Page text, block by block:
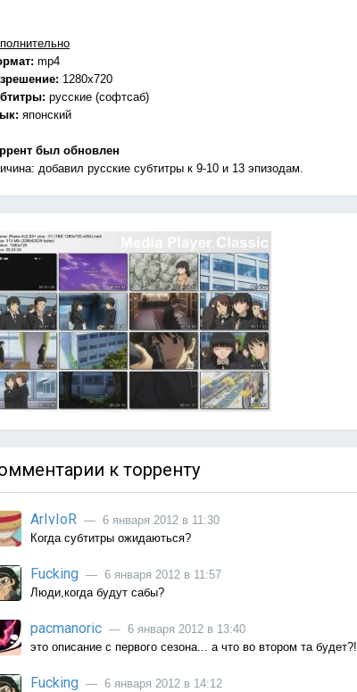
mp4
1280x720
русские (софтсаб)
японский
был обновлен
добавил русские субтитры к 9-10 и 13 эпизодам.
к торренту
ArIvIoR — 6 января 2012 в 11:30
Когда субтитры ожидаються?
Fucking — 6 января 2012 в 11:57
Люди,когда будут сабы?
pacmanoric — 6 января 2012 в 13:40
это описание с первого сезона... а что во втором та будет?!
Fucking — 6 января 2012 в 14:12